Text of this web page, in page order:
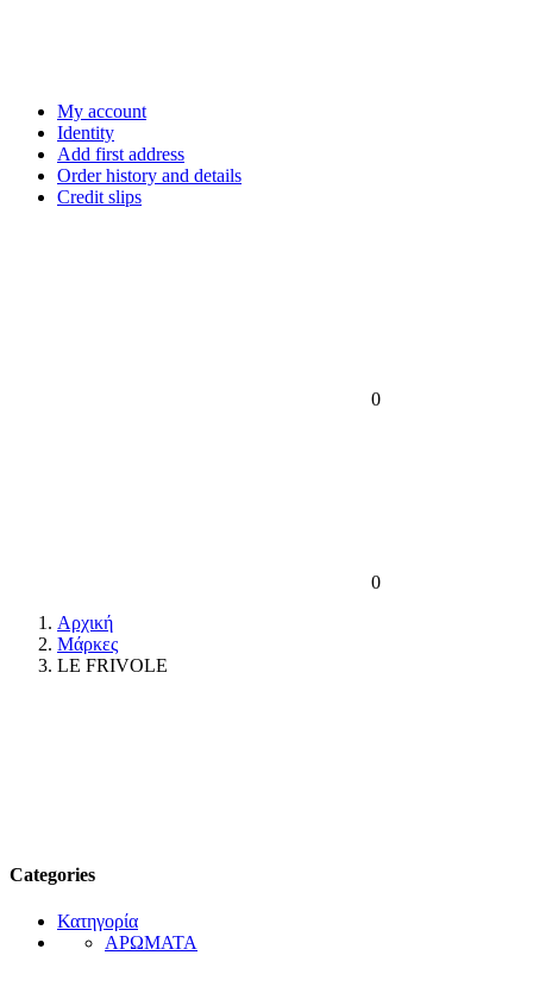
My account
Identity
Add first address
Order history and details
Credit slips
0
0
Αρχική
Μάρκες
LE FRIVOLE
Categories
Κατηγορία
ΑΡΩΜΑΤΑ